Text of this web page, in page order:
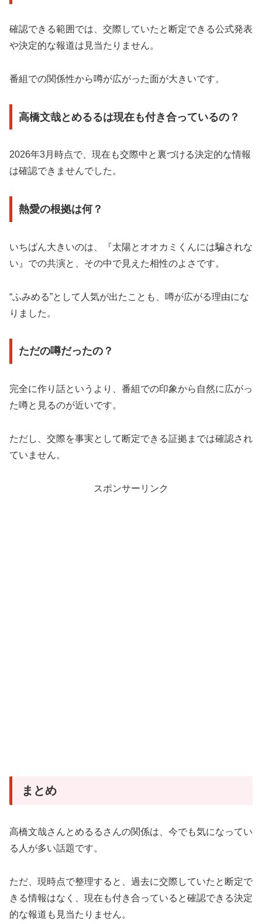
確認できる範囲では、交際していたと断定できる公式発表
や決定的な報道は見当たりません。
番組での関係性から噂が広がった面が大きいです。
高橋文哉とめるるは現在も付き合っているの？
2026年3月時点で、現在も交際中と裏づける決定的な情報
は確認できませんでした。
熱愛の根拠は何？
いちばん大きいのは、『太陽とオオカミくんには騙されな
い』での共演と、その中で見えた相性のよさです。
“ふみめる”として人気が出たことも、噂が広がる理由にな
りました。
ただの噂だったの？
完全に作り話というより、番組での印象から自然に広がっ
た噂と見るのが近いです。
ただし、交際を事実として断定できる証拠までは確認され
ていません。
スポンサーリンク
まとめ
高橋文哉さんとめるるさんの関係は、今でも気になってい
る人が多い話題です。
ただ、現時点で整理すると、過去に交際していたと断定で
きる情報はなく、現在も付き合っていると確認できる決定
的な報道も見当たりません。